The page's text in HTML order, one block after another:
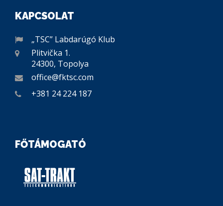
KAPCSOLAT
„TSC” Labdarúgó Klub
Plitvička 1.
24300, Topolya
office@fktsc.com
+381 24 224 187
FŐTÁMOGATÓ